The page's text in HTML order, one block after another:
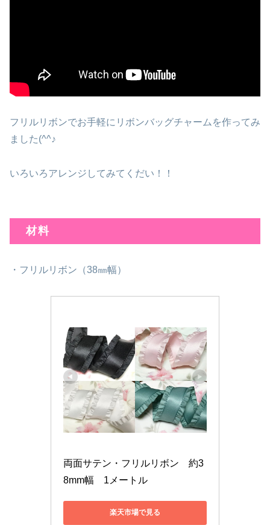
フリルリボンでお手軽にリボンバッグチャームを作ってみ
ました(^^♪
いろいろアレンジしてみてくだい！！
材料
・フリルリボン（38㎜幅）
両面サテン・フリルリボン　約3
8mm幅　1メートル
楽天市場で見る